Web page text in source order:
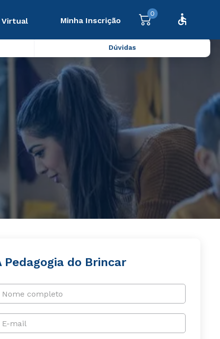
Virtual Minha Inscrição
0
Dúvidas
Pedagogia do Brincar
Nome completo
E-mail